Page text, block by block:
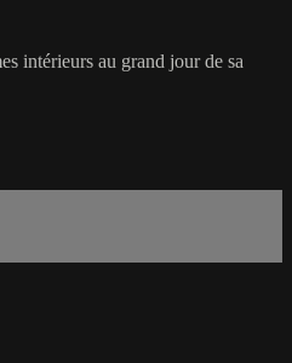
intérieurs au grand jour de sa